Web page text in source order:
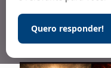
Quero responder!